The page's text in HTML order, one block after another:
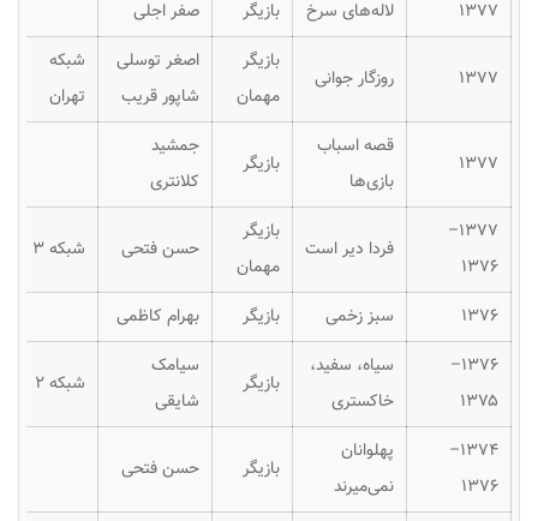
۱۳۷۷ لاله‌های سرخ بازیگر صفر اجلی
۱۳۷۷ روزگار جوانی
بازیگر
مهمان
اصغر توسلی
شاپور قریب
شبکه
تهران
۱۳۷۷
قصه اسباب
بازی‌ها
بازیگر
جمشید
کلانتری
۱۳۷۷–
۱۳۷۶
فردا دیر است
بازیگر
مهمان
حسن فتحی شبکه ۳
۱۳۷۶ سبز زخمی بازیگر
بهرام کاظمی
۱۳۷۶–
۱۳۷۵
سیاه، سفید،
خاکستری
بازیگر
سیامک
شایقی
شبکه ۲
۱۳۷۴–
۱۳۷۶
پهلوانان
نمی‌میرند
بازیگر حسن فتحی